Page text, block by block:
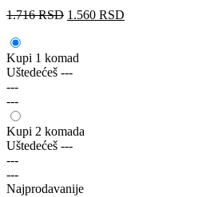
1.716RSD 1.560 RSD
Kupi 1 komad
Uštedećeš ---
---
---
Kupi 2 komada
Uštedećeš ---
---
---
Najprodavanije